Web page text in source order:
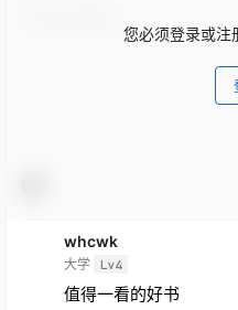
您必须登录或注
whcwk
大学 Lv4
值得一看的好书